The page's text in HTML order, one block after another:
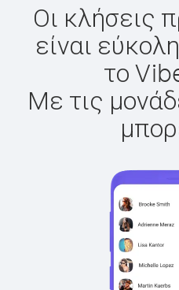
Οι κλήσεις
είναι
το
Με τις